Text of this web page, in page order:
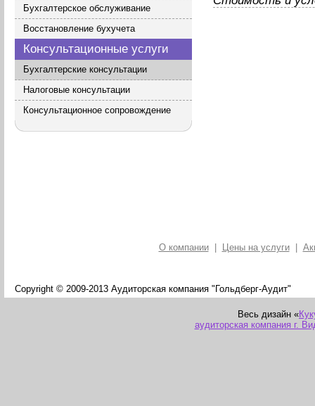
Бухгалтерское обслуживание
Восстановление бухучета
Консультационные услуги
Бухгалтерские консультации
Налоговые консультации
Консультационное сопровождение
О компании Цены на услуги
Copyright © 2009-2013 Аудиторская компания "Гольдберг-Аудит"
Весь дизайн «
аудиторская компания г.